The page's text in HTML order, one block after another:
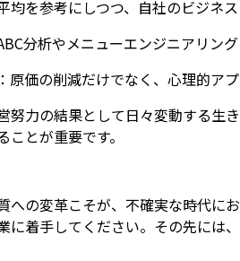
均を参考にしつつ、自社のビジネ
分析やメニューエンジニアリン
原価の削減だけでなく、心理的ア
努力の結果として日々変動する生
とが重要です。
への変革こそが、不確実な時代に
に着手してください。その先には